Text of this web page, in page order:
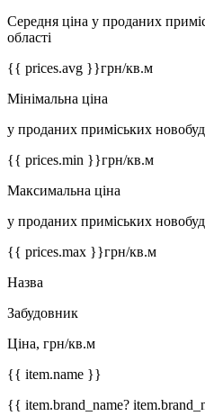
Середня ціна у проданих
області
{{ prices.avg }}грн/кв.м
Мінімальна ціна
у проданих приміських
{{ prices.min }}грн/кв.м
Максимальна ціна
у проданих приміських
{{ prices.max }}грн/кв.м
Назва
Забудовник
Ціна, грн/кв.м
{{ item.name }}
{{ item.brand_name?